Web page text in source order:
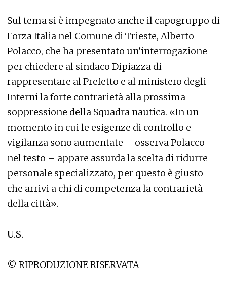
Sul tema si è impegnato anche il capogruppo di
Forza Italia nel Comune di Trieste, Alberto
Polacco, che ha presentato un’interrogazione
per chiedere al sindaco Dipiazza di
rappresentare al Prefetto e al ministero degli
Interni la forte contrarietà alla prossima
soppressione della Squadra nautica. «In un
momento in cui le esigenze di controllo e
vigilanza sono aumentate – osserva Polacco
nel testo – appare assurda la scelta di ridurre
personale specializzato, per questo è giusto
che arrivi a chi di competenza la contrarietà
della città». –
U.S.
© RIPRODUZIONE RISERVATA